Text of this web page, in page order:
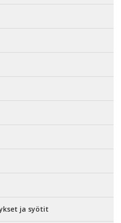
ja syötit